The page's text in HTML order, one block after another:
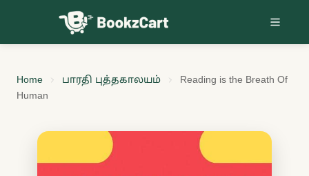
Skip to content
Home பாரதி புத்தகாலயம்
Reading is the Breath Of
Human